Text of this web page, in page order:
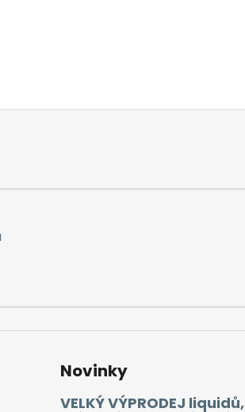
Novinky
VELKÝ VÝPRODEJ liquidů,